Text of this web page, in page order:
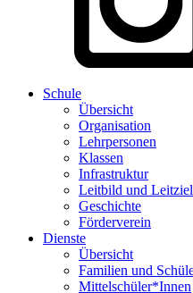
Schule
Übersicht
Organisation
Lehrpersonen
Klassen
Infrastruktur
Leitbild und
Geschichte
Förderverein
Dienste
Übersicht
Familien und
Mittelschüler*Innen